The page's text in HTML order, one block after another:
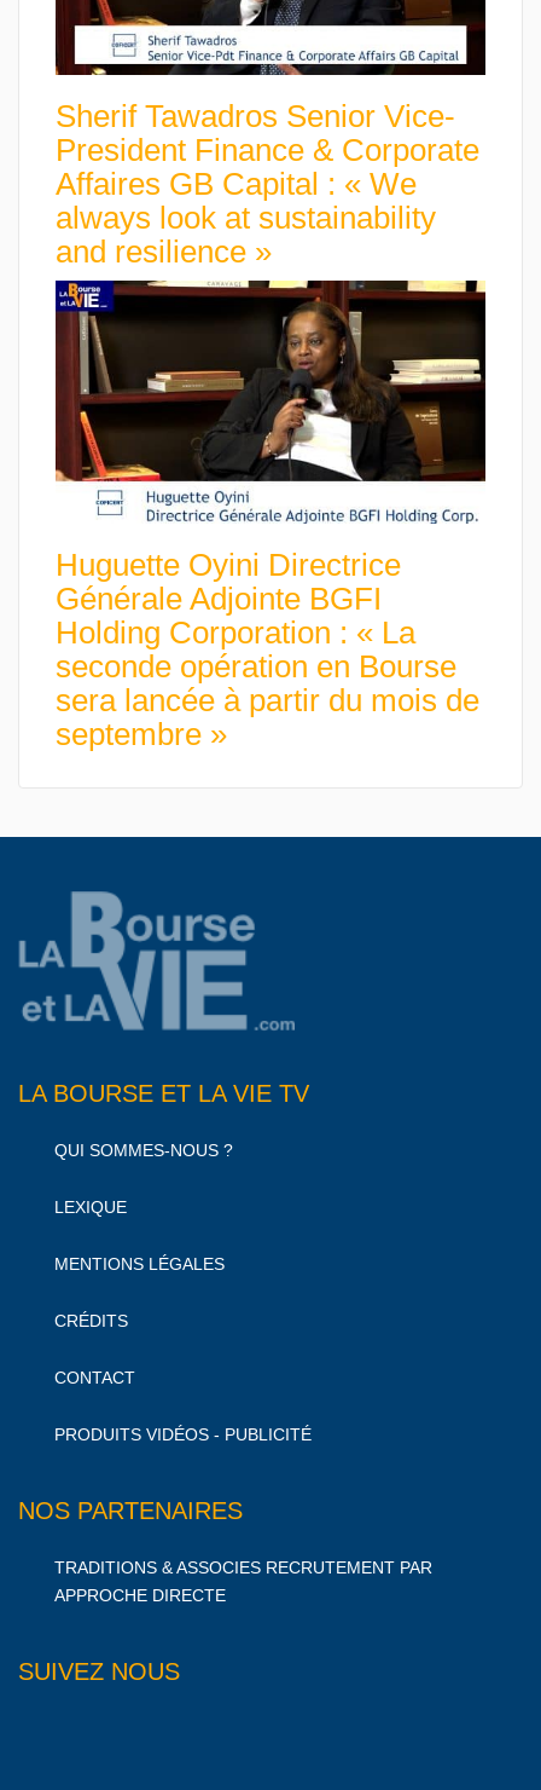
Sherif Tawadros Senior Vice-
President Finance & Corporate
Affaires GB Capital : « We
always look at sustainability
and resilience »
Huguette Oyini Directrice
Générale Adjointe BGFI
Holding Corporation : « La
seconde opération en Bourse
sera lancée à partir du mois de
septembre »
LA BOURSE ET LA VIE TV
QUI SOMMES-NOUS ?
LEXIQUE
MENTIONS LÉGALES
CRÉDITS
CONTACT
PRODUITS VIDÉOS - PUBLICITÉ
NOS PARTENAIRES
TRADITIONS & ASSOCIES RECRUTEMENT PAR
APPROCHE DIRECTE
SUIVEZ NOUS